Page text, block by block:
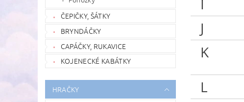
ČEPIČKY, ŠÁTKY
BRYNDÁČKY
CAPÁČKY, RUKAVICE
KOJENECKÉ KABÁTKY
HRAČKY
I
J
K
L